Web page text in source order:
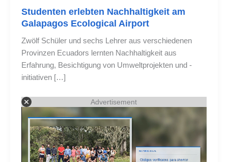
Studenten erlebten Nachhaltigkeit am
Galapagos Ecological Airport
Zwölf Schüler und sechs Lehrer aus verschiedenen
Provinzen Ecuadors lernten Nachhaltigkeit aus
Erfahrung, Besichtigung von Umweltprojekten und -
initiativen […]
Advertisement